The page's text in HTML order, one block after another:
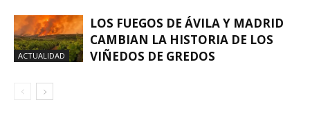
ACTUALIDAD
LOS FUEGOS DE ÁVILA Y MADRID
CAMBIAN LA HISTORIA DE LOS
VIÑEDOS DE GREDOS